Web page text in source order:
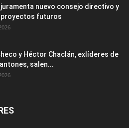
nuevo consejo directivo y
proyectos futuros
y Héctor Chaclán, exlíderes de
salen...